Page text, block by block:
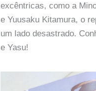
excêntricas, como a
e Yuusaku Kitamura, o
um lado desastrado.
e Yasu!